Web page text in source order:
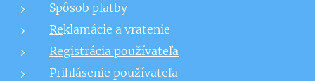
Spôsob platby
Reklamácie a vratenie
Registrácia používateľa
Prihlásenie používateľa